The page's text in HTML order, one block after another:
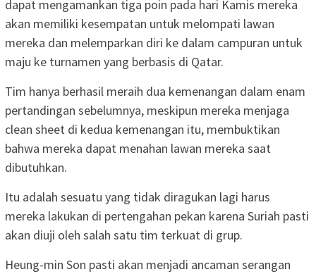
dapat mengamankan tiga poin pada hari Kamis mereka
akan memiliki kesempatan untuk melompati lawan
mereka dan melemparkan diri ke dalam campuran untuk
maju ke turnamen yang berbasis di Qatar.
Tim hanya berhasil meraih dua kemenangan dalam enam
pertandingan sebelumnya, meskipun mereka menjaga
clean sheet di kedua kemenangan itu, membuktikan
bahwa mereka dapat menahan lawan mereka saat
dibutuhkan.
Itu adalah sesuatu yang tidak diragukan lagi harus
mereka lakukan di pertengahan pekan karena Suriah pasti
akan diuji oleh salah satu tim terkuat di grup.
Heung-min Son pasti akan menjadi ancaman serangan